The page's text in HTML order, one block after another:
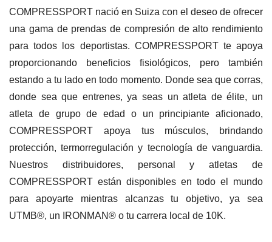
COMPRESSPORT nació en Suiza con el deseo de ofrecer
una gama de prendas de compresión de alto rendimiento
para todos los deportistas. COMPRESSPORT te apoya
proporcionando beneficios fisiológicos, pero también
estando a tu lado en todo momento. Donde sea que corras,
donde sea que entrenes, ya seas un atleta de élite, un
atleta de grupo de edad o un principiante aficionado,
COMPRESSPORT apoya tus músculos, brindando
protección, termorregulación y tecnología de vanguardia.
Nuestros distribuidores, personal y atletas de
COMPRESSPORT están disponibles en todo el mundo
para apoyarte mientras alcanzas tu objetivo, ya sea
UTMB®, un IRONMAN® o tu carrera local de 10K.